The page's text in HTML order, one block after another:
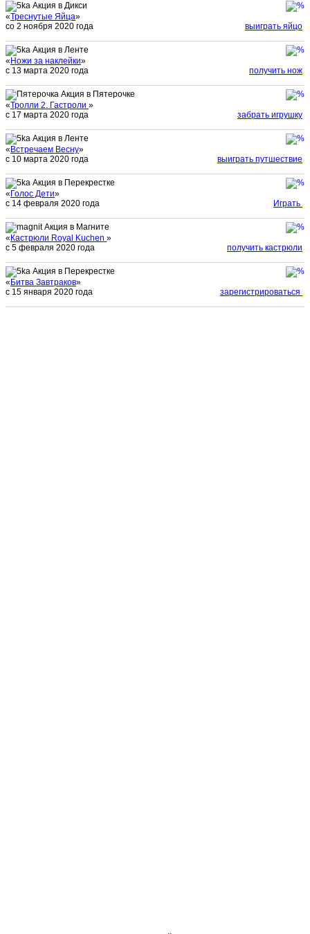
Акция в Дикси
«Треснутые Яйца»
со 2 ноября 2020 года
выиграть яйцо
Акция в Ленте
« Ножи за наклейки»
с 13 марта 2020 года
получить нож
Акция в Пятерочке
«Тролли 2. Гастроли »
с 17 марта 2020 года
забрать игрушку
Акция в Ленте
« Встречаем Весну»
с 10 марта 2020 года
выиграть путшествие
Акция в Перекрестке
« Голос Дети»
с 14 февраля 2020 года
Играть
Акция в Магните
« Кастрюли Royal Kuchen »
с 5 февраля 2020 года
получить кастрюли
Акция в Перекрестке
« Битва Завтраков»
с 15 января 2020 года
зарегистрироваться